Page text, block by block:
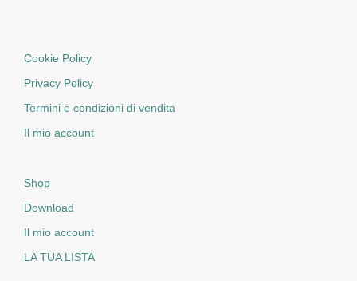
Cookie Policy
Privacy Policy
Termini e condizioni di vendita
Il mio account
Shop
Download
Il mio account
LA TUA LISTA